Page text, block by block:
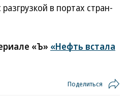
в портах стран-
«Ъ» «Нефть встала
Поделиться